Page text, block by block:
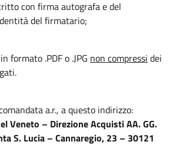
con firma autografa e del
del firmatario;
formato .PDF o .JPG non compressi dei
a.r., a questo indirizzo:
Veneto – Direzione Acquisti AA. GG.
S. Lucia – Cannaregio, 23 – 30121